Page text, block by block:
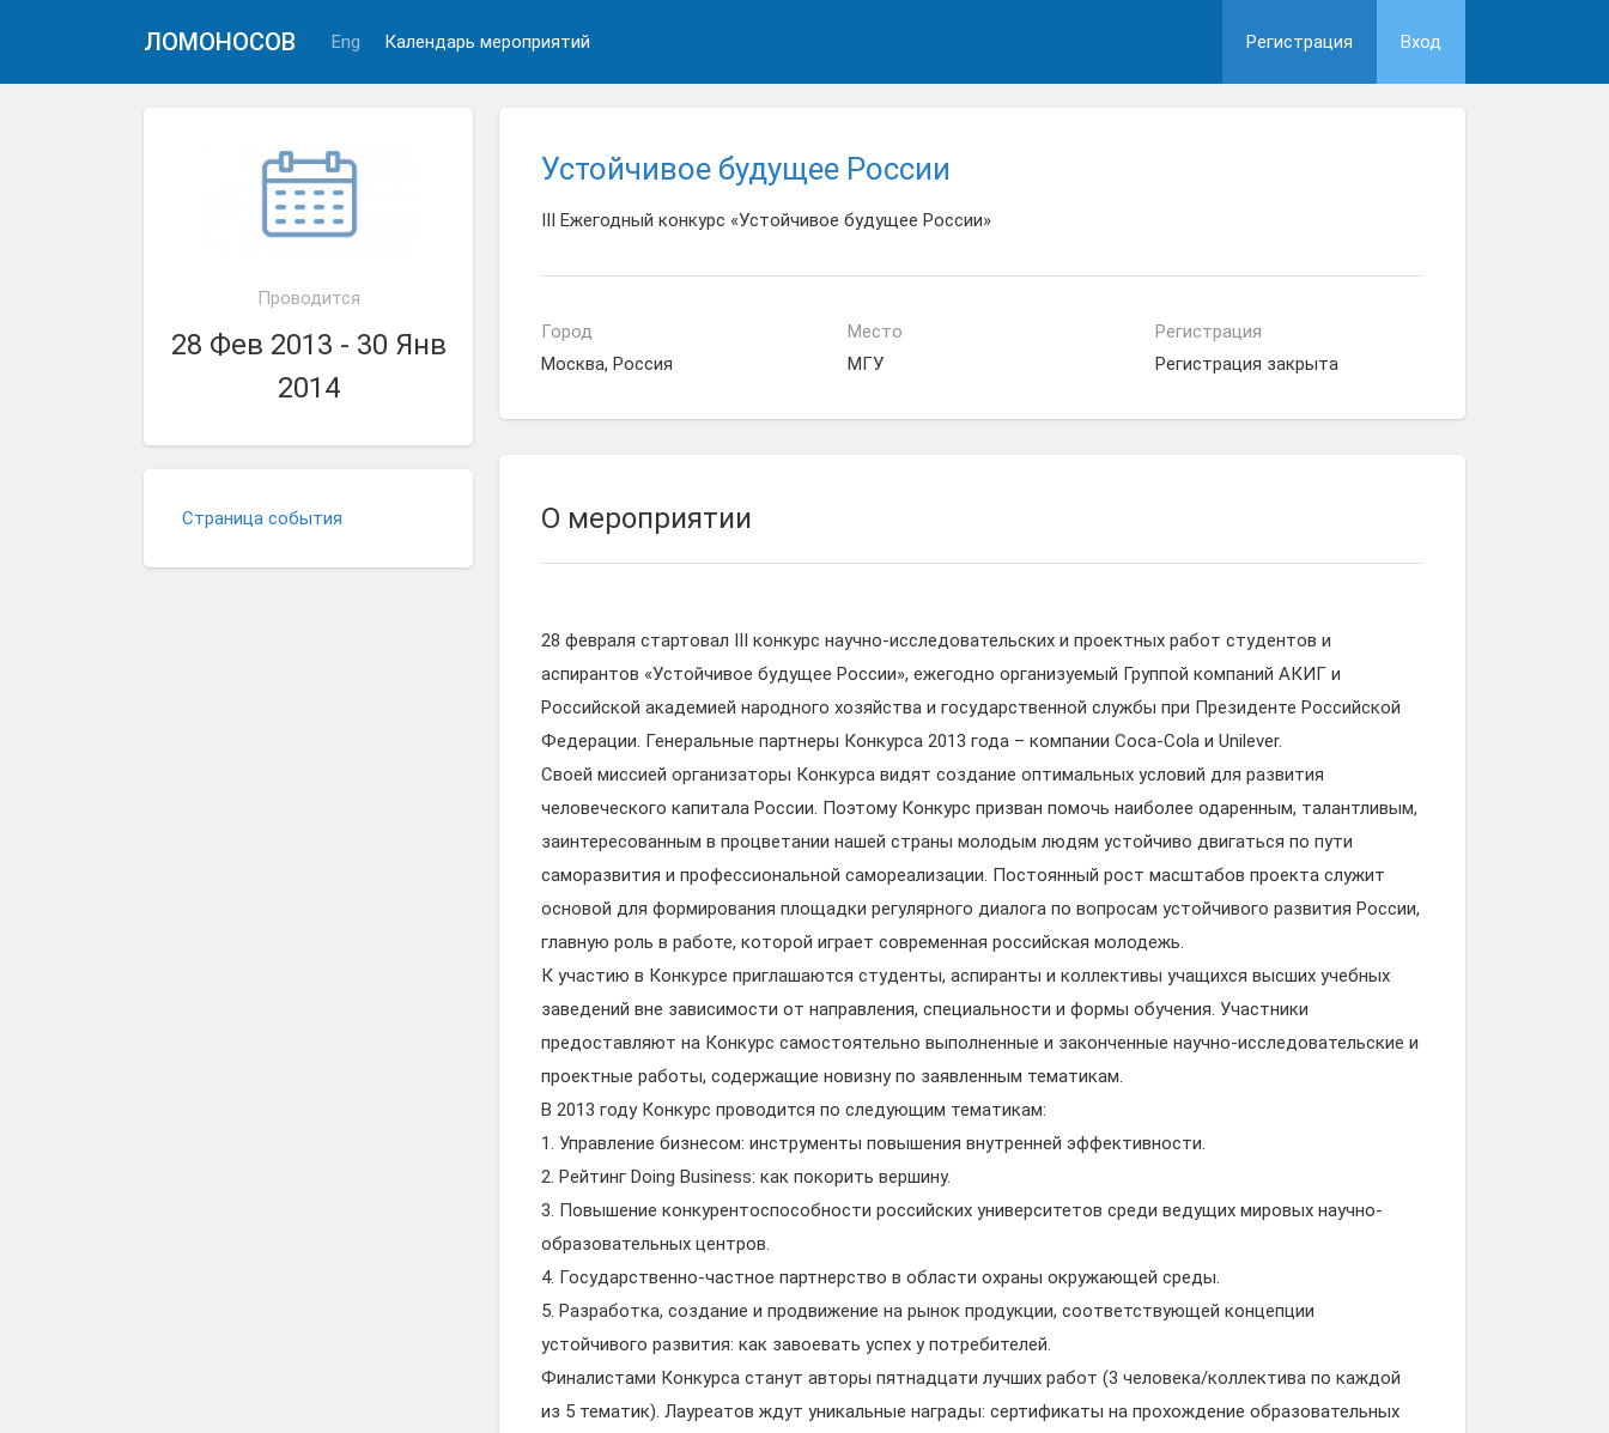
ЛОМОНОСОВ Eng Календарь мероприятий Регистрация Вход
Проводится
28 Фев 2013 - 30 Янв
2014
Страница события
Устойчивое будущее России
III Ежегодный конкурс «Устойчивое будущее России»
Город
Москва, Россия
Место
МГУ
Регистрация
Регистрация закрыта
О мероприятии
28 февраля стартовал III конкурс научно-исследовательских и проектных работ студентов и
аспирантов «Устойчивое будущее России», ежегодно организуемый Группой компаний АКИГ и
Российской академией народного хозяйства и государственной службы при Президенте Российской
Федерации. Генеральные партнеры Конкурса 2013 года – компании Coca-Cola и Unilever.
Своей миссией организаторы Конкурса видят создание оптимальных условий для развития
человеческого капитала России. Поэтому Конкурс призван помочь наиболее одаренным, талантливым,
заинтересованным в процветании нашей страны молодым людям устойчиво двигаться по пути
саморазвития и профессиональной самореализации. Постоянный рост масштабов проекта служит
основой для формирования площадки регулярного диалога по вопросам устойчивого развития России,
главную роль в работе, которой играет современная российская молодежь.
К участию в Конкурсе приглашаются студенты, аспиранты и коллективы учащихся высших учебных
заведений вне зависимости от направления, специальности и формы обучения. Участники
предоставляют на Конкурс самостоятельно выполненные и законченные научно-исследовательские и
проектные работы, содержащие новизну по заявленным тематикам.
В 2013 году Конкурс проводится по следующим тематикам:
1. Управление бизнесом: инструменты повышения внутренней эффективности.
2. Рейтинг Doing Business: как покорить вершину.
3. Повышение конкурентоспособности российских университетов среди ведущих мировых научно-
образовательных центров.
4. Государственно-частное партнерство в области охраны окружающей среды.
5. Разработка, создание и продвижение на рынок продукции, соответствующей концепции
устойчивого развития: как завоевать успех у потребителей.
Финалистами Конкурса станут авторы пятнадцати лучших работ (3 человека/коллектива по каждой
из 5 тематик). Лауреатов ждут уникальные награды: сертификаты на прохождение образовательных